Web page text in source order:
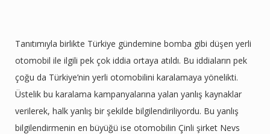
Tanıtımıyla birlikte Türkiye gündemine bomba gibi düşen yerli
otomobil ile ilgili pek çok iddia ortaya atıldı. Bu iddiaların pek
çoğu da Türkiye’nin yerli otomobilini karalamaya yönelikti.
Üstelik bu karalama kampanyalarına yalan yanlış kaynaklar
verilerek, halk yanlış bir şekilde bilgilendiriliyordu. Bu yanlış
bilgilendirmenin en büyüğü ise otomobilin Çinli şirket Nevs